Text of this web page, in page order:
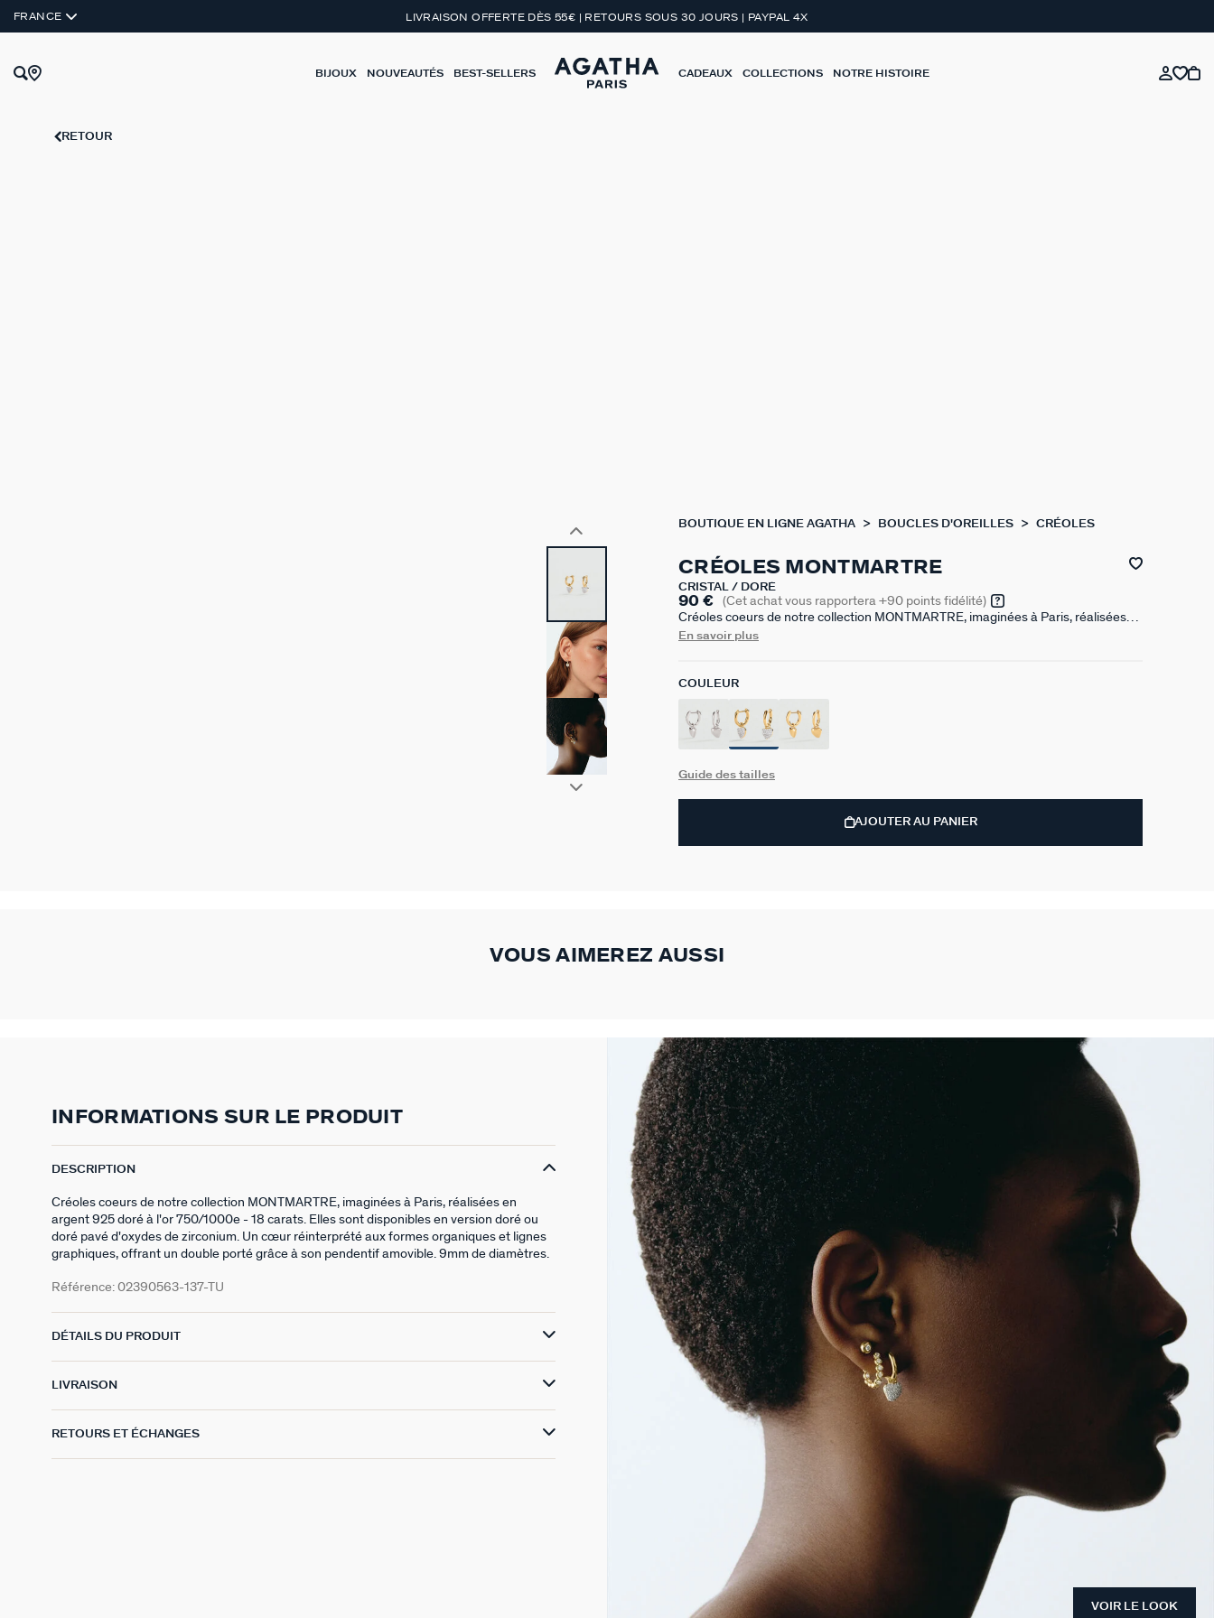
FRANCE LIVRAISON OFFERTE DÈS 55€ | RETOURS SOUS 30 JOURS | PAYPAL 4X
BIJOUX NOUVEAUTÉS BEST-SELLERS CADEAUX COLLECTIONS NOTRE HISTOIRE
RETOUR
BOUTIQUE EN LIGNE AGATHA BOUCLES D'OREILLES CRÉOLES
CRÉOLES MONTMARTRE
CRISTAL / DORÉ
90 € (Cet achat vous rapportera +90 points fidélité)
Créoles coeurs de notre collection MONTMARTRE, imaginées à Paris, réalisées
en argent 925 doré à l'or 750/1000e - 18 carats. Elles sont disponibles en version
amovible. 9mm de diamètres.
En savoir plus
COULEUR
Guide des tailles
AJOUTER AU PANIER
VOUS AIMEREZ AUSSI
VOIR LE LOOK
INFORMATIONS SUR LE PRODUIT
DESCRIPTION
Créoles coeurs de notre collection MONTMARTRE, imaginées à Paris, réalisées en
argent 925 doré à l'or 750/1000e - 18 carats. Elles sont disponibles en version doré ou
doré pavé d'oxydes de zirconium. Un cœur réinterprété aux formes organiques et lignes
graphiques, offrant un double porté grâce à son pendentif amovible. 9mm de diamètres.
Référence: 02390563-137-TU
DÉTAILS DU PRODUIT
LIVRAISON
RETOURS ET ÉCHANGES